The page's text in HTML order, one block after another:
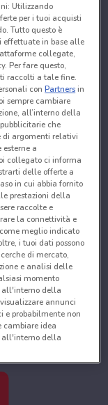
Utilizzando
per i tuoi acquisti
Tutto questo è
effettuate in base alle
collegate,
Per fare questo,
raccolti a tale fine.
conPartnersin
sempre cambiare
all’interno della
che
di argomenti relativi
a
collegato ci informa
delle offerte a
in cui abbia fornito
prestazioni della
raccolte e
la connettività e
meglio indicato
i tuoi dati possono
di mercato,
e analisi delle
momento
all'interno della
annunci
e probabilmente non
cambiare idea
all'interno della
fornire:
attiva delle
Archiviare